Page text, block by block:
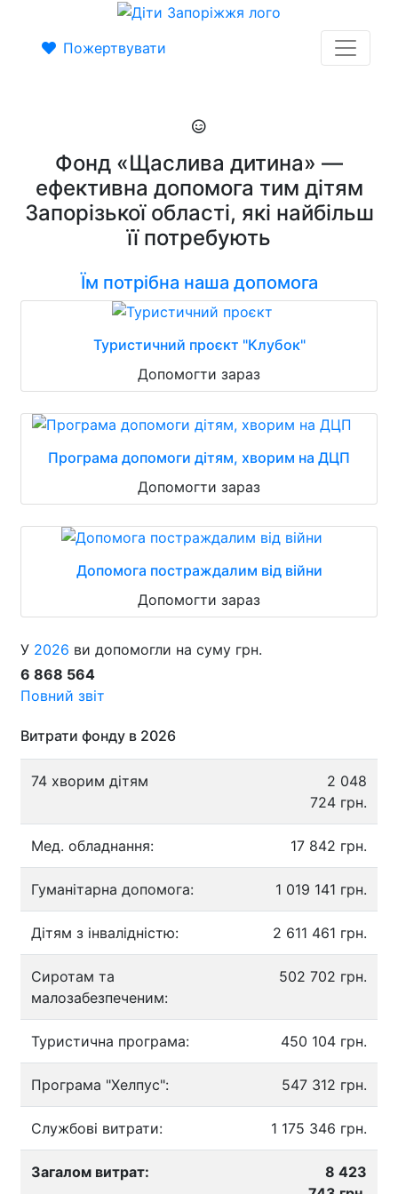
Пожертвувати
Фонд «Щаслива дитина» —
ефективна допомога тим дітям
Запорізької області, які найбільш
її потребують
Їм потрібна наша допомога
Туристичний проєкт "Клубок"
Допомогти зараз
Програма допомоги дітям, хворим на ДЦП
Допомогти зараз
Допомога постраждалим від війни
Допомогти зараз
У 2026 ви допомогли на суму грн.
6 868 564
Повний звіт
Витрати фонду в 2026
74 хворим дітям
2 048
724 грн.
Мед. обладнання: 17 842 грн.
Гуманітарна допомога: 1 019 141 грн.
Дітям з інвалідністю: 2 611 461 грн.
Сиротам та
малозабезпеченим:
502 702 грн.
Туристична програма: 450 104 грн.
Програма "Хелпус": 547 312 грн.
Службові витрати: 1 175 346 грн.
Загалом витрат:
8 423